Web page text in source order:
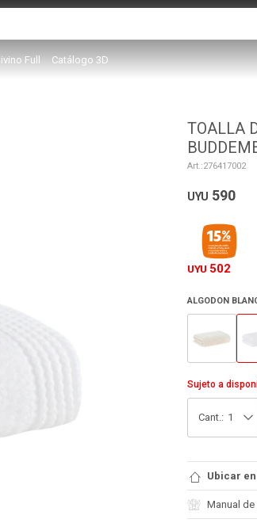
Full Catálogo 3D
TOALLA
276417002
UYU 590
UYU 502
ALGODON
Sujeto a
1
Ubicar
Manual